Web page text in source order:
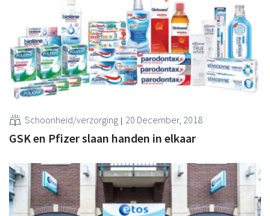
Schoonheid/verzorging 20 December, 2018
GSK en Pfizer slaan handen in elkaar